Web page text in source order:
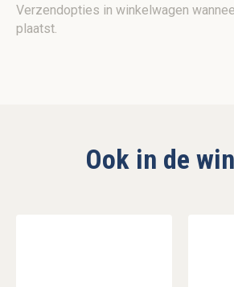
Verzendopties in winkelwagen
plaatst.
Ook in de